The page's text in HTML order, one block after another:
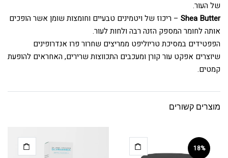
של העור.
Shea Butter – ריכוז של ויטמינים טבעיים וחומצות שומן אשר הופכים
אותה לחומר המספק הזנה רבה ולחות לעור.
הפפטידים במסיכת טריוליפט ממריצים שחרור פרו אנדרופינים
שיוצרים אפקט עור קורן ומעכבים התכווצות שרירים, האחראים להופעת
קמטים.
מוצרים קשורים
18%